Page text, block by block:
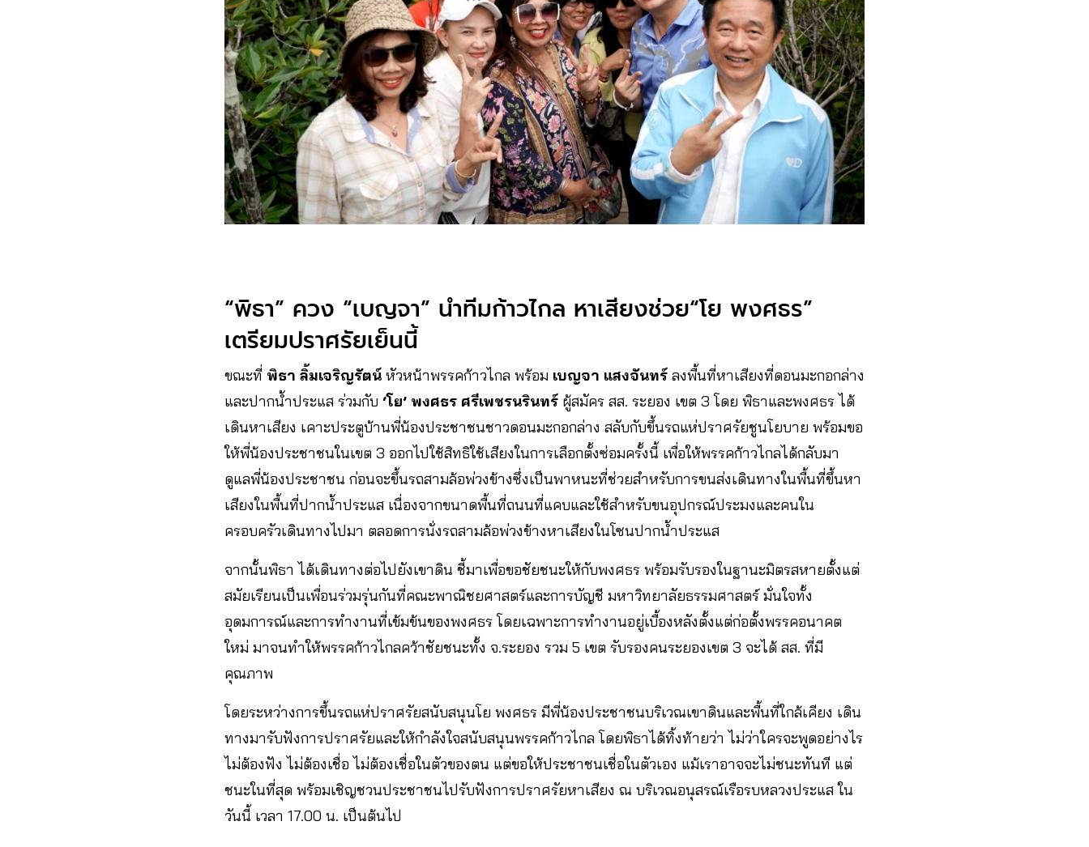
“พิธา” ควง “เบญจา” นำทีมก้าวไกล หาเสียงช่วย“โย พงศธร”
เตรียมปราศรัยเย็นนี้
ขณะที่ พิธา ลิ้มเจริญรัตน์ หัวหน้าพรรคก้าวไกล พร้อม เบญจา แสงจันทร์ ลงพื้นที่หาเสียงที่ดอนมะกอกล่าง
และปากน้ำประแส ร่วมกับ ‘โย’ พงศธร ศรีเพชรนรินทร์ ผู้สมัคร สส. ระยอง เขต 3 โดย พิธาและพงศธร ได้
เดินหาเสียง เคาะประตูบ้านพี่น้องประชาชนชาวดอนมะกอกล่าง สลับกับขึ้นรถแห่ปราศรัยชูนโยบาย พร้อมขอ
ให้พี่น้องประชาชนในเขต 3 ออกไปใช้สิทธิใช้เสียงในการเลือกตั้งซ่อมครั้งนี้ เพื่อให้พรรคก้าวไกลได้กลับมา
ดูแลพี่น้องประชาชน ก่อนจะขึ้นรถสามล้อพ่วงข้างซึ่งเป็นพาหนะที่ช่วยสำหรับการขนส่งเดินทางในพื้นที่ขึ้นหา
เสียงในพื้นที่ปากน้ำประแส เนื่องจากขนาดพื้นที่ถนนที่แคบและใช้สำหรับขนอุปกรณ์ประมงและคนใน
ครอบครัวเดินทางไปมา ตลอดการนั่งรถสามล้อพ่วงข้างหาเสียงในโซนปากน้ำประแส
จากนั้นพิธา ได้เดินทางต่อไปยังเขาดิน ชี้มาเพื่อขอชัยชนะให้กับพงศธร พร้อมรับรองในฐานะมิตรสหายตั้งแต่
สมัยเรียนเป็นเพื่อนร่วมรุ่นกันที่คณะพาณิชยศาสตร์และการบัญชี มหาวิทยาลัยธรรมศาสตร์ มั่นใจทั้ง
อุดมการณ์และการทำงานที่เข้มข้นของพงศธร โดยเฉพาะการทำงานอยู่เบื้องหลังตั้งแต่ก่อตั้งพรรคอนาคต
ใหม่ มาจนทำให้พรรคก้าวไกลคว้าชัยชนะทั้ง จ.ระยอง รวม 5 เขต รับรองคนระยองเขต 3 จะได้ สส. ที่มี
คุณภาพ
โดยระหว่างการขึ้นรถแห่ปราศรัยสนับสนุนโย พงศธร มีพี่น้องประชาชนบริเวณเขาดินและพื้นที่ใกล้เคียง เดิน
ทางมารับฟังการปราศรัยและให้กำลังใจสนับสนุนพรรคก้าวไกล โดยพิธาได้ทิ้งท้ายว่า ไม่ว่าใครจะพูดอย่างไร
ไม่ต้องฟัง ไม่ต้องเชื่อ ไม่ต้องเชื่อในตัวของตน แต่ขอให้ประชาชนเชื่อในตัวเอง แม้เราอาจจะไม่ชนะทันที แต่
ชนะในที่สุด พร้อมเชิญชวนประชาชนไปรับฟังการปราศรัยหาเสียง ณ บริเวณอนุสรณ์เรือรบหลวงประแส ใน
วันนี้ เวลา 17.00 น. เป็นต้นไป